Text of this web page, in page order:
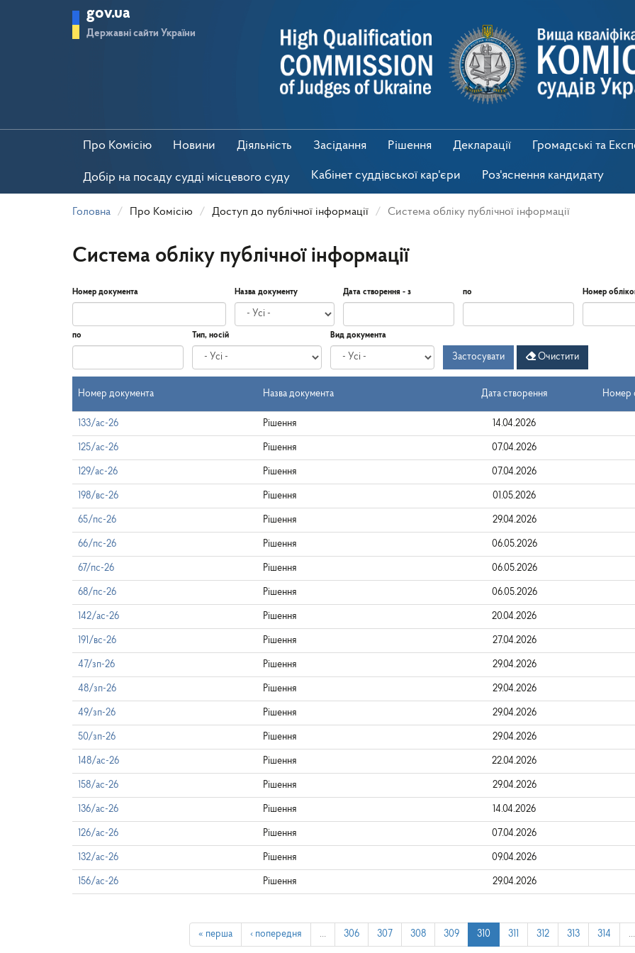
gov.ua
Державні сайти України
Про Комісію Новини Діяльність Засідання Рішення Декларації Громадські та
Добір на посаду судді місцевого суду Кабінет суддівської кар'єри Роз'яснення кандидату
Головна Про Комісію Доступ до публічної інформації Система обліку публічної інформації
Система обліку публічної інформації
Номер документа Назва документу Дата створення - з
Дата
Дата
створення
-
з
по Номер
по
Дата
по
Тип, носій Вид документа
Застосувати Очистити
Номер документа Назва документа Дата створення Номер
133/ас-26 Рішення 14.04.2026
125/ас-26 Рішення 07.04.2026
129/ас-26 Рішення 07.04.2026
198/вс-26 Рішення 01.05.2026
65/пс-26 Рішення 29.04.2026
66/пс-26 Рішення 06.05.2026
67/пс-26 Рішення 06.05.2026
68/пс-26 Рішення 06.05.2026
142/ас-26 Рішення 20.04.2026
191/вс-26 Рішення 27.04.2026
47/зп-26 Рішення 29.04.2026
48/зп-26 Рішення 29.04.2026
49/зп-26 Рішення 29.04.2026
50/зп-26 Рішення 29.04.2026
148/ас-26 Рішення 22.04.2026
158/ас-26 Рішення 29.04.2026
136/ас-26 Рішення 14.04.2026
126/ас-26 Рішення 07.04.2026
132/ас-26 Рішення 09.04.2026
156/ас-26 Рішення 29.04.2026
« перша ‹ попередня … 306 307 308 309 310 311 312 313 314 …